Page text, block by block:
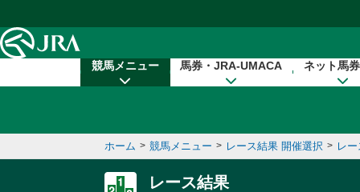
競馬メニュー 馬券・JRA-UMACA ネット馬
ホーム > 競馬メニュー > レース結果 開催選択 > レ
レース結果